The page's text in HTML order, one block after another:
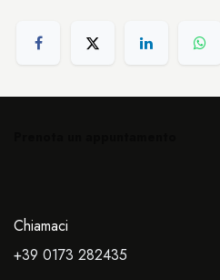
Chiamaci
+39 0173 282435